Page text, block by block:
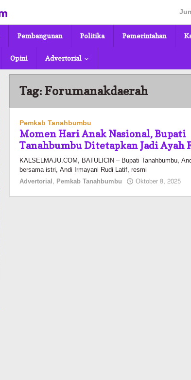
Pembangunan Politika Pemerintahan
Opini Advertorial
Tag:Forumanakdaerah
Pemkab Tanahbumbu
Momen Hari Anak Nasional, Bupati
Tanahbumbu Ditetapkan Jadi Ayah
KALSELMAJU.COM, BATULICIN – Bupati Tanahbumbu,
bersama istri, Andi Irmayani Rudi Latif, resmi
Advertorial, Pemkab Tanahbumbu Oktober 8, 2025